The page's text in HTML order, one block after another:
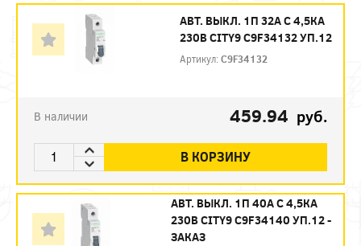
АВТ. ВЫКЛ. 1П 32А С 4,5КА
230В CITY9 C9F34132 УП.12
Артикул:C9F34132
В наличии 459.94 руб.
В КОРЗИНУ
АВТ. ВЫКЛ. 1П 40А С 4,5КА
230В CITY9 C9F34140 УП.12 -
ЗАКАЗ